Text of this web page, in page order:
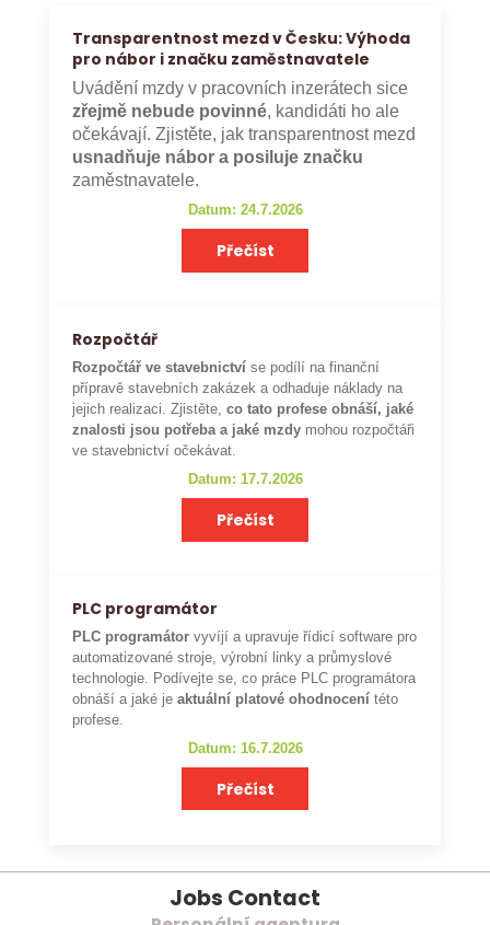
Transparentnost mezd v Česku: Výhoda
pro nábor i značku zaměstnavatele
Uvádění mzdy v pracovních inzerátech sice
zřejmě nebude povinné, kandidáti ho ale
očekávají. Zjistěte, jak transparentnost mezd
usnadňuje nábor a posiluje značku
zaměstnavatele.
Datum: 24.7.2026
Přečíst
Rozpočtář
Rozpočtář ve stavebnictví se podílí na finanční
přípravě stavebních zakázek a odhaduje náklady na
jejich realizaci. Zjistěte,co tato profese obnáší, jaké
znalosti jsou potřeba a jaké mzdy mohou rozpočtáři
ve stavebnictví očekávat.
Datum: 17.7.2026
Přečíst
PLC programátor
PLC programátor vyvíjí a upravuje řídicí software pro
automatizované stroje, výrobní linky a průmyslové
technologie. Podívejte se, co práce PLC programátora
obnáší a jaké je aktuální platové ohodnocení této
profese.
Datum: 16.7.2026
Přečíst
Jobs Contact